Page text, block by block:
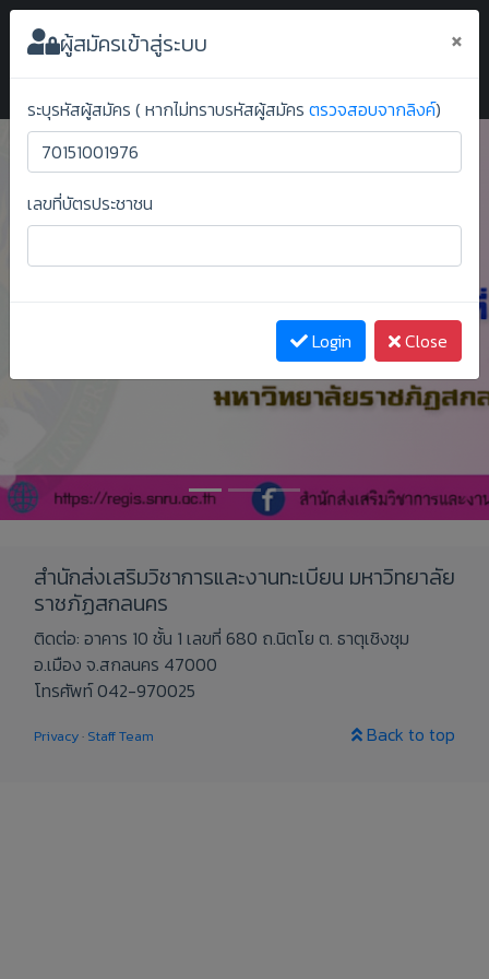
ระบบยืนยันสิทธิ์ออนไลน์ ม.ราชภัฏสกลนคร
ผู้สมัครเข้าสู่ระบบ ×
ระบุรหัสผู้สมัคร ( หากไม่ทราบรหัสผู้สมัคร ตรวจสอบจากลิงค์)
เลขที่บัตรประชาชน
Login Close Next
สำนักส่งเสริมวิชาการและงานทะเบียน มหาวิทยาลัย
ราชภัฏสกลนคร
ติดต่อ: อาคาร 10 ชั้น 1 เลขที่ 680 ถ.นิตโย ต. ธาตุเชิงชุม
อ.เมือง จ.สกลนคร 47000
โทรศัพท์ 042-970025
Back to top
Privacy· Staff Team